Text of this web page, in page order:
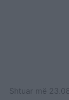
Shtuar më